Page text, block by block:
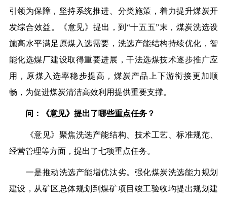
引领为保障，坚持系统推进、分类施策，着力提升煤炭开
发综合效益。《意见》提出，到“十五五”末，煤炭洗选设
施高水平满足原煤入选需要，洗选产能结构持续优化，智
能化选煤厂建设取得重要进展，干法选煤技术逐步推广应
用，原煤入选率稳步提高，煤炭产品上下游衔接更加顺
畅，为促进煤炭清洁高效利用提供重要支撑。
问：《意见》提出了哪些重点任务？
《意见》聚焦洗选产能结构、技术工艺、标准规范、
经营管理等方面，提出了七项重点任务。
一是推动洗选产能增优汰劣。强化煤炭洗选能力规划
建设，从矿区总体规划到煤矿项目竣工验收均提出规划建